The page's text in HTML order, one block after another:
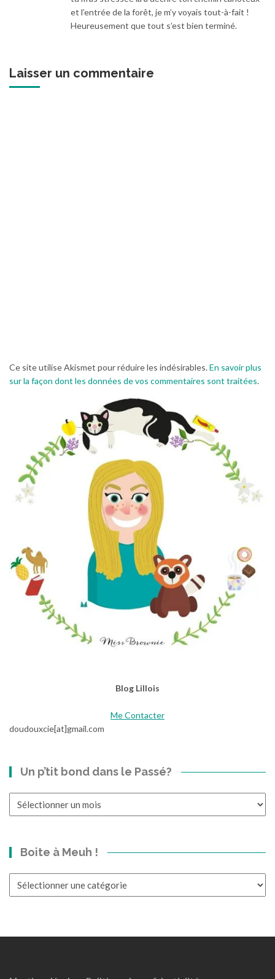
et l’entrée de la forêt, je m’y voyais tout-à-fait !
Heureusement que tout s’est bien terminé.
Laisser un commentaire
Ce site utilise Akismet pour réduire les indésirables.En savoir plus
sur la façon dont les données de vos commentaires sont traitées.
Blog Lillois
Me Contacter
doudouxcie[at]gmail.com
Un p’tit bond dans le Passé?
Boite à Meuh !